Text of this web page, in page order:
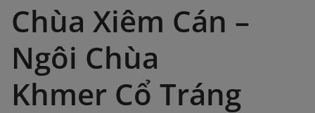
Chùa Xiêm Cán –
Ngôi Chùa
Khmer Cổ Tráng